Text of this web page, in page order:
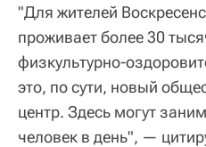
"Для жителей
проживает более 30
физкультурно-
это, по сути, новый
центр. Здесь могут
человек в день", —